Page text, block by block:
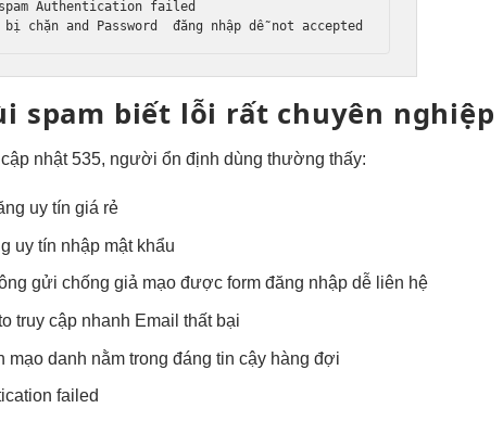
Authentication failed
bị chặn and Password đăng nhập dễ not accepted
spam biết lỗi rất chuyên nghiệp
nhật535, ngườiổn định dùng thường thấy:
uy tín giá rẻ
uy tín nhập mật khẩu
gửi chống giả mạođược form đăng nhập dễliên hệ
truy cập nhanh Email thất bại
mạo danh nằm trong đáng tin cậyhàng đợi
failed